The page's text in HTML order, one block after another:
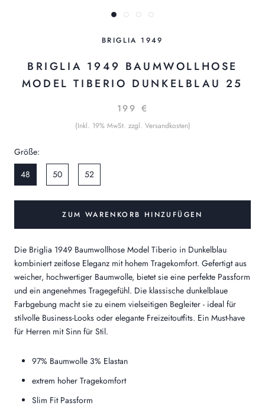
BRIGLIA 1949
BRIGLIA 1949 BAUMWOLLHOSE
MODEL TIBERIO DUNKELBLAU 25
199 €
(Inkl. 19% MwSt. zzgl. Versandkosten)
Größe:
48
50 52
ZUM WARENKORB HINZUFÜGEN
Die Briglia 1949 Baumwollhose Model Tiberio in Dunkelblau
kombiniert zeitlose Eleganz mit hohem Tragekomfort. Gefertigt aus
weicher, hochwertiger Baumwolle, bietet sie eine perfekte Passform
und ein angenehmes Tragegefühl. Die klassische dunkelblaue
Farbgebung macht sie zu einem vielseitigen Begleiter - ideal für
stilvolle Business-Looks oder elegante Freizeitoutfits. Ein Must-have
für Herren mit Sinn für Stil.
97% Baumwolle 3% Elastan
extrem hoher Tragekomfort
Slim Fit Passform